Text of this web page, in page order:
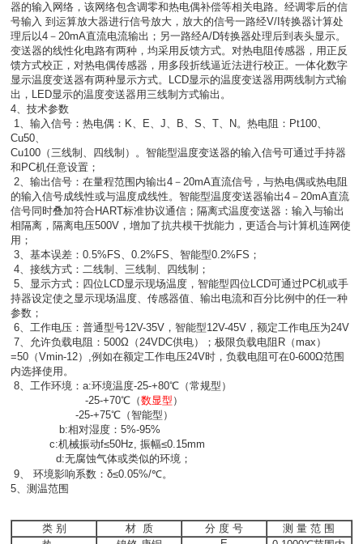
器的输入网络，该网络包含调零和热电偶补偿等相关电路。经调零后的信
号输入 到运算放大器进行信号放大，放大的信号一路经V/I转换器计算处
理后以4－20mA直流电流输出；另一路经A/D转换器处理后到表头显示。
变送器的线性化电路有两种，均采用反馈方式。对热电阻传感器，用正反
馈方式校正，对热电偶传感器，用多段折线逼近法进行校正。一体化数字
显示温度变送器有两种显示方式。LCD显示的温度变送器用两线制方式输
出，LED显示的温度变送器用三线制方式输出。
4、技术参数
1、输入信号：热电偶：K、E、J、B、S、T、N。热电阻：Pt100、
Cu50、
Cu100（三线制、四线制）。智能型温度变送器的输入信号可通过手持器
和PC机任意设置；
2、输出信号：在量程范围内输出4－20mA直流信号，与热电偶或热电阻
的输入信号成线性或与温度成线性。智能型温度变送器输出4－20mA直流
信号同时叠加符合HART标准协议通信；隔离式温度变送器：输入与输出
相隔离，隔离电压500V，增加了抗共模干扰能力，更适合与计算机连网使
用；
3、基本误差：0.5%FS、0.2%FS、智能型0.2%FS；
4、接线方式：二线制、三线制、四线制；
5、 显示方式：四位LCD显示现场温度，智能型四位LCD可通过PC机或手
持器设定使之显示现场温度、传感器值、输出电流和百分比例中的任一种
参数；
6、工作电压：普通型号12V-35V，智能型12V-45V，额定工作电压为24V
7、 允许负载电阻：500Ω（24VDC供电）；极限负载电阻R（max）
=50（Vmin-12）,例如在额定工作电压24V时，负载电阻可在0-600Ω范围
内选择使用。
8、工作环境：a:环境温度-25-+80℃（常规型）
-25-+70℃（数显型 ）
-25-+75℃（智能型）
b:相对湿度：5%-95%
c:机械振动f≤50Hz, 振幅≤0.15mm
d:无腐蚀气体或类似的环境；
9、 环境影响系数：δ≤0.05%/℃。
5、测温范围
类 别 材 质 分 度 号
测 量 范 围